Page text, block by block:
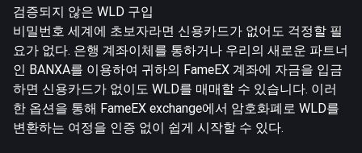
검증되지 않은 WLD 구입
비밀번호 세계에 초보자라면 신용카드가 없어도 걱정할 필
요가 없다. 은행 계좌이체를 통하거나 우리의 새로운 파트너
인 BANXA를 이용하여 귀하의 FameEX 계좌에 자금을 입금
하면 신용카드가 없이도 WLD를 매매할 수 있습니다. 이러
한 옵션을 통해 FameEX exchange에서 암호화폐로 WLD를
변환하는 여정을 인증 없이 쉽게 시작할 수 있다.